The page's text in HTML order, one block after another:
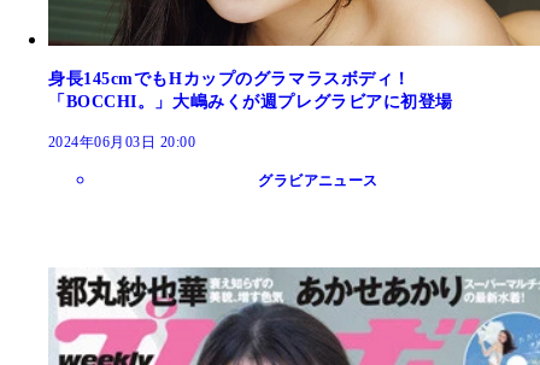
身長145cmでもHカップのグラマラスボディ！
「BOCCHI。」大嶋みくが週プレグラビアに初登場
2024年06月03日 20:00
グラビアニュース